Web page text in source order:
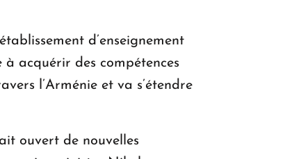
d’enseignement
à acquérir des compétences
l’Arménie et va s’étendre
ouvert de nouvelles